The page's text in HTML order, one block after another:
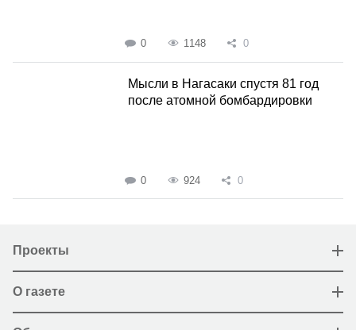
0 1148 0
Мысли в Нагасаки спустя 81 год
после атомной бомбардировки
0 924 0
Проекты
О газете